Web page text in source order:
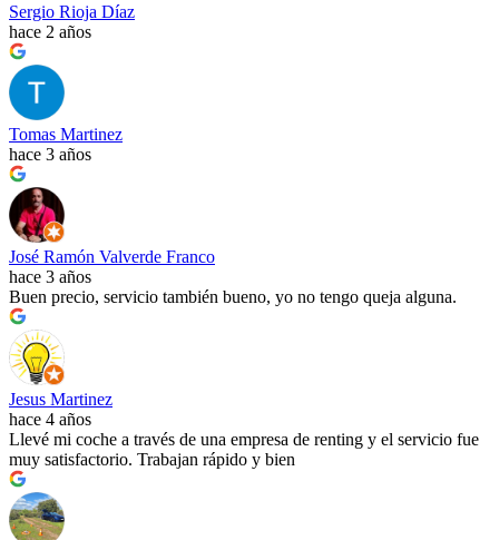
Sergio Rioja Díaz
hace 2 años
Tomas Martinez
hace 3 años
José Ramón Valverde Franco
hace 3 años
Buen precio, servicio también bueno, yo no tengo queja alguna.
Jesus Martinez
hace 4 años
Llevé mi coche a través de una empresa de renting y el servicio fue
muy satisfactorio. Trabajan rápido y bien